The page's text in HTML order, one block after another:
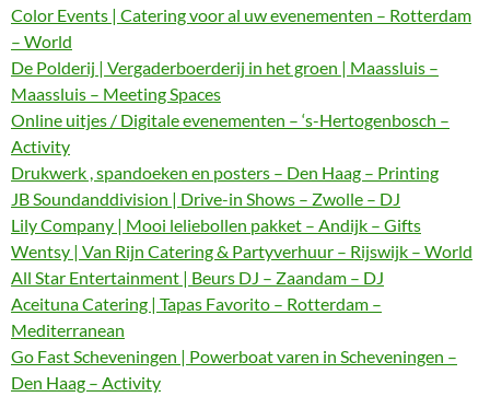
Color Events | Catering voor al uw evenementen – Rotterdam
– World
De Polderij | Vergaderboerderij in het groen | Maassluis –
Maassluis – Meeting Spaces
Online uitjes / Digitale evenementen – ‘s-Hertogenbosch –
Activity
Drukwerk , spandoeken en posters – Den Haag – Printing
JB Soundanddivision | Drive-in Shows – Zwolle – DJ
Lily Company | Mooi leliebollen pakket – Andijk – Gifts
Wentsy | Van Rijn Catering & Partyverhuur – Rijswijk – World
All Star Entertainment | Beurs DJ – Zaandam – DJ
Aceituna Catering | Tapas Favorito – Rotterdam –
Mediterranean
Go Fast Scheveningen | Powerboat varen in Scheveningen –
Den Haag – Activity